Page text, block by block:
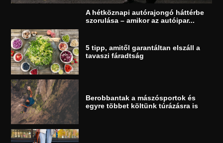
A hétköznapi autórajongó háttérbe
szorulása – amikor az autóipar...
5 tipp, amitől garantáltan elszáll a
tavaszi fáradtság
Berobbantak a mászósportok és
egyre többet költünk túrázásra is